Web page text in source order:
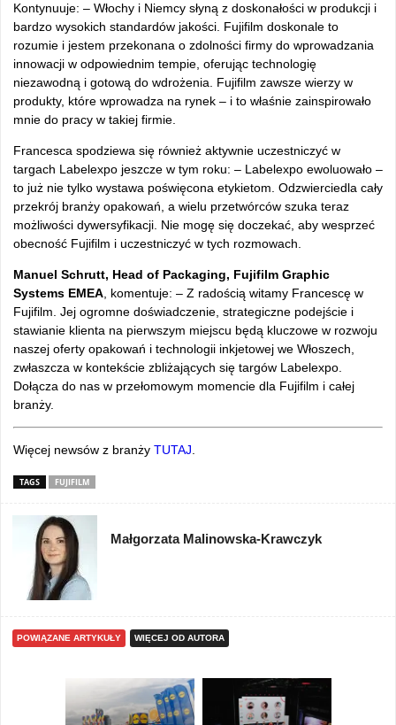
Kontynuuje: – Włochy i Niemcy słyną z doskonałości w produkcji i
bardzo wysokich standardów jakości. Fujifilm doskonale to
rozumie i jestem przekonana o zdolności firmy do wprowadzania
innowacji w odpowiednim tempie, oferując technologię
niezawodną i gotową do wdrożenia. Fujifilm zawsze wierzy w
produkty, które wprowadza na rynek – i to właśnie zainspirowało
mnie do pracy w takiej firmie.
Francesca spodziewa się również aktywnie uczestniczyć w
targach Labelexpo jeszcze w tym roku: – Labelexpo ewoluowało –
to już nie tylko wystawa poświęcona etykietom. Odzwierciedla cały
przekrój branży opakowań, a wielu przetwórców szuka teraz
możliwości dywersyfikacji. Nie mogę się doczekać, aby wesprzeć
obecność Fujifilm i uczestniczyć w tych rozmowach.
Manuel Schrutt, Head of Packaging, Fujifilm Graphic
Systems EMEA , komentuje: – Z radością witamy Francescę w
Fujifilm. Jej ogromne doświadczenie, strategiczne podejście i
stawianie klienta na pierwszym miejscu będą kluczowe w rozwoju
naszej oferty opakowań i technologii inkjetowej we Włoszech,
zwłaszcza w kontekście zbliżających się targów Labelexpo.
Dołącza do nas w przełomowym momencie dla Fujifilm i całej
branży.
Więcej newsów z branży TUTAJ
TAGS FUJIFILM
Małgorzata Malinowska-Krawczyk
POWIĄZANE ARTYKUŁY WIĘCEJ OD AUTORA